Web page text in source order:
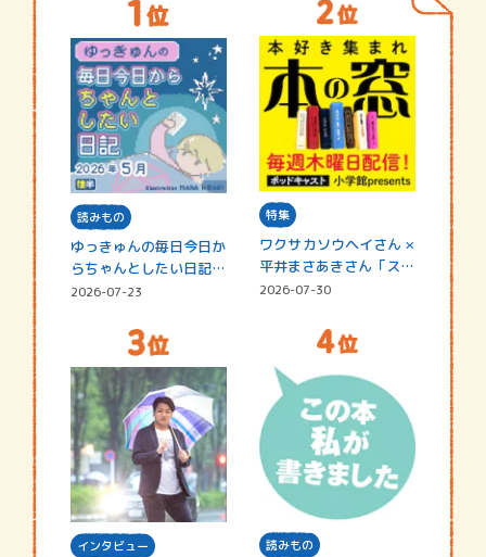
読みもの
ゆっきゅんの毎日今日か
らちゃんとしたい日記
☆202…
2026-07-23
特集
ワクサカソウヘイさん ×
平井まさあきさん「スペ
シャ…
2026-07-30
インタビュー 読みもの